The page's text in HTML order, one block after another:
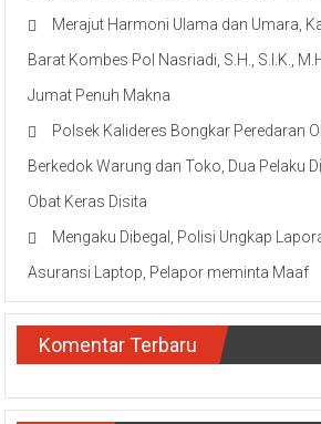
Merajut Harmoni Ulama dan Umara,
Barat Kombes Pol Nasriadi, S.H., S.I.K.,
Jumat Penuh Makna
Polsek Kalideres Bongkar Peredaran
Berkedok Warung dan Toko, Dua Pelaku
Obat Keras Disita
Mengaku Dibegal, Polisi Ungkap
Asuransi Laptop, Pelapor meminta Maaf
Komentar Terbaru